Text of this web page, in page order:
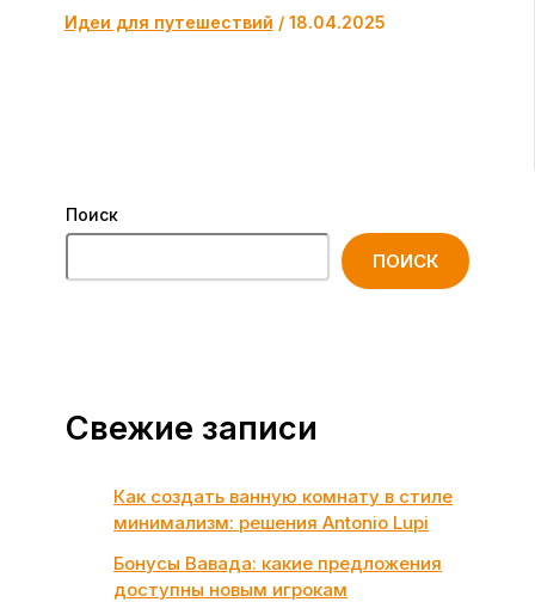
Идеи для путешествий / 18.04.2025
Поиск
ПОИСК
Свежие записи
Как создать ванную комнату в стиле
минимализм: решения Antonio Lupi
Бонусы Вавада: какие предложения
доступны новым игрокам